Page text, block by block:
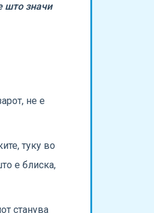
што значи
не е
туку во
е блиска,
станува